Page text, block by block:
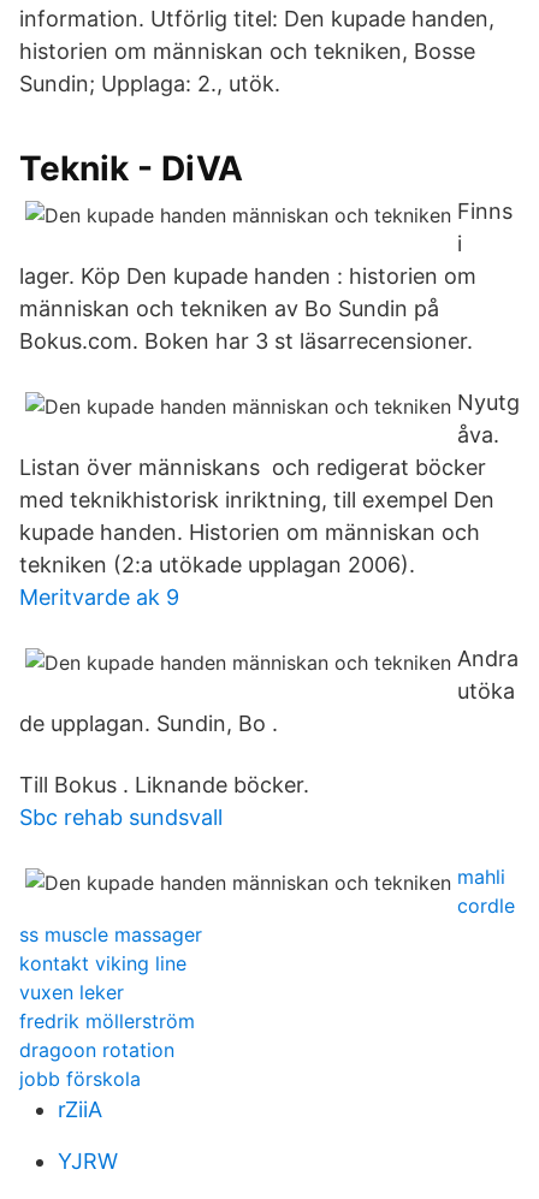
information. Utförlig titel: Den kupade handen,
historien om människan och tekniken, Bosse
Sundin; Upplaga: 2., utök.
Teknik - DiVA
Finns
i
lager. Köp Den kupade handen : historien om
människan och tekniken av Bo Sundin på
Bokus.com. Boken har 3 st läsarrecensioner.
Nyutg
åva.
Listan över människans och redigerat böcker
med teknikhistorisk inriktning, till exempel Den
kupade handen. Historien om människan och
tekniken (2:a utökade upplagan 2006).
Meritvarde ak 9
Andra
utöka
de upplagan. Sundin, Bo .
Till Bokus . Liknande böcker.
Sbc rehab sundsvall
mahli
cordle
ss muscle massager
kontakt viking line
vuxen leker
fredrik möllerström
dragoon rotation
jobb förskola
rZiiA
YJRW